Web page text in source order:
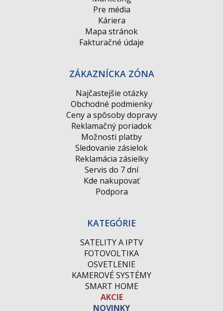
Pre média
Káriera
Mapa stránok
Fakturačné údaje
ZÁKAZNÍCKA ZÓNA
Najčastejšie otázky
Obchodné podmienky
Ceny a spôsoby dopravy
Reklamačný poriadok
Možnosti platby
Sledovanie zásielok
Reklamácia zásielky
Servis do 7 dní
Kde nakupovať
Podpora
KATEGÓRIE
SATELITY A IPTV
FOTOVOLTIKA
OSVETLENIE
KAMEROVÉ SYSTÉMY
SMART HOME
AKCIE
NOVINKY